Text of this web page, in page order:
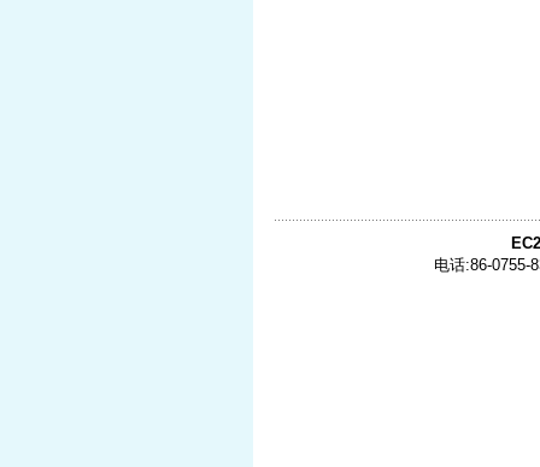
电话:86-0755-